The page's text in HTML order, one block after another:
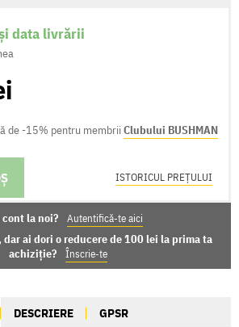
data livrării
de -15% pentru membrii Clubului BUSHMAN
ISTORICUL PREȚULUI
la noi? Autentifică-te aici
dar ai dori o reducere de 100 lei la prima ta
achiziție?
Înscrie-te
DESCRIERE GPSR